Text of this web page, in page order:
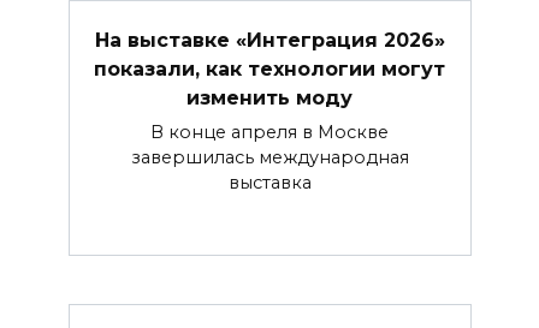
На выставке «Интеграция 2026»
показали, как технологии могут
изменить моду
В конце апреля в Москве
завершилась международная
выставка